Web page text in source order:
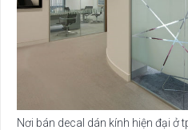
Nơi bán decal dán kính hiện đại ở